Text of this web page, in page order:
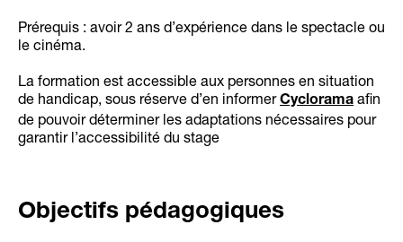
Prérequis : avoir 2 ans d’expérience dans le spectacle ou
le cinéma.
La formation est accessible aux personnes en situation
de handicap, sous réserve d’en informerCyclorama afin
de pouvoir déterminer les adaptations nécessaires pour
garantir l’accessibilité du stage
Objectifs pédagogiques